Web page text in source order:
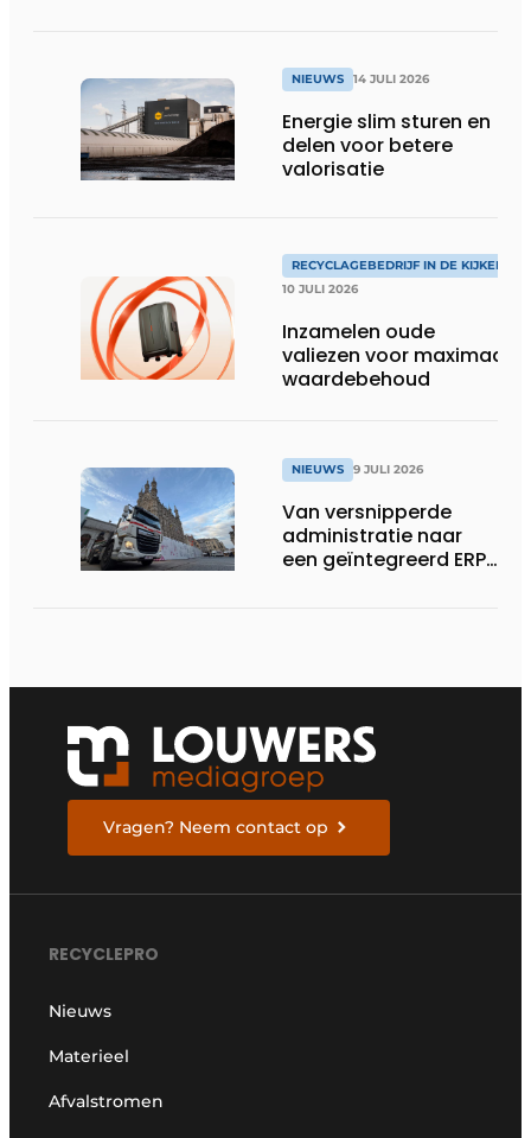
NIEUWS 14 JULI 2026
Energie slim sturen en
delen voor betere
valorisatie
RECYCLAGEBEDRIJF IN DE KIJKER
10 JULI 2026
Inzamelen oude
valiezen voor maximaal
waardebehoud
NIEUWS 9 JULI 2026
Van versnipperde
administratie naar
een geïntegreerd ERP-
Vragen? Neem contact op
RECYCLEPRO
Nieuws
Materieel
Afvalstromen